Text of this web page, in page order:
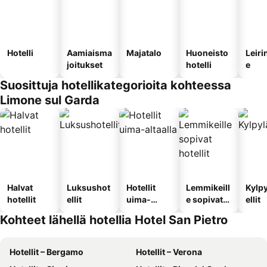
Hotelli
Aamiaisma
joitukset
Majatalo
Huoneisto
hotelli
e
Suosittuja hotellikategorioita kohteessa
Limone sul Garda
Halvat
hotellit
Luksushot
ellit
Hotellit
uima-
Lemmikeill
e sopivat
ellit
Kohteet lähellä hotellia Hotel San Pietro
Hotellit – Bergamo
Hotellit – Verona